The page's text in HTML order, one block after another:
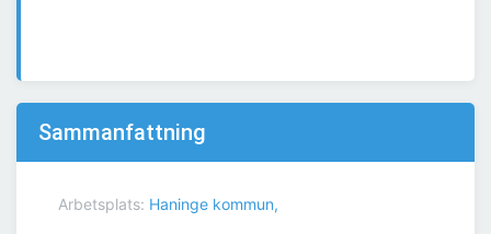
Sammanfattning
Arbetsplats: Haninge kommun,